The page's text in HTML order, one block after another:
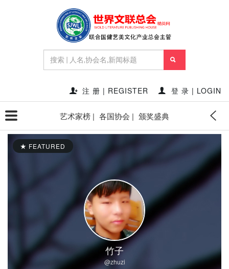
注 册 | REGISTER 登 录 | LOGIN
艺术家榜 | 各国协会 | 颁奖盛典
FEATURED
竹子
@zhuzi